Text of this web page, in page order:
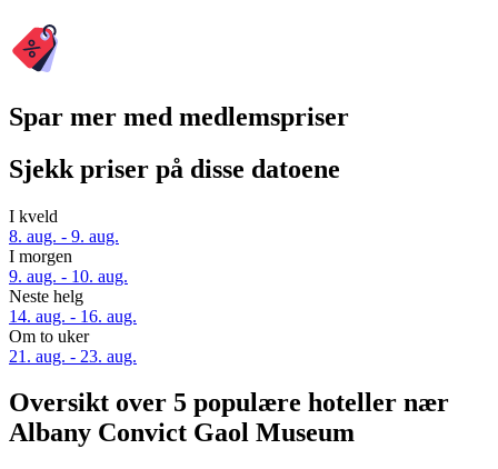
Spar mer med medlemspriser
Sjekk priser på disse datoene
I kveld
8. aug. - 9. aug.
I morgen
9. aug. - 10. aug.
Neste helg
14. aug. - 16. aug.
Om to uker
21. aug. - 23. aug.
Oversikt over 5 populære hoteller nær
Albany Convict Gaol Museum